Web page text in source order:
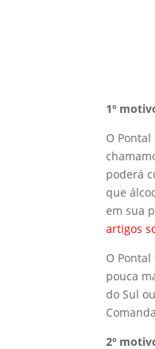
1º
O
poderá
que
em sua
artigos
O
pouca
do Sul
2º